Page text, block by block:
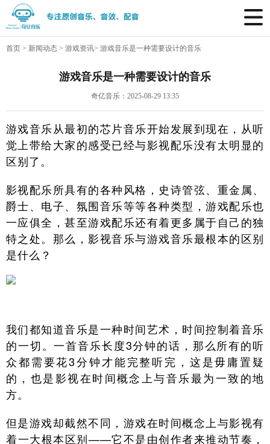
首页 > 新闻动态 > 游戏资讯> 游戏音乐是一种需要设计的音乐
游戏音乐是一种需要设计的音乐
奇亿音乐：2025-08-29 13:35
游戏音乐从最初的芯片音乐开始发展到现在，从听
觉上带给大家的感受已经与影视配乐没有太明显的
区别了。
影视配乐所具有的各种风格，史诗管弦、重金属、
爵士、电子、氛围音乐等等各种类型，游戏配乐也
一应俱全，甚至游戏配乐还有着更多属于自己的独
特之处。那么，影视音乐与游戏音乐最根本的区别
是什么？
我们都知道音乐是一种时间艺术，时间控制着音乐
的一切。一首音乐长度3分钟的话，那么所有的听
众都需要花3分钟才能完整听完，这是毋庸置疑
的，也是影视在时间概念上与音乐最为一致的地
方。
但是游戏却截然不同，游戏在时间概念上与影视有
着一大根本区别——它不是由创作者来推动节奏，